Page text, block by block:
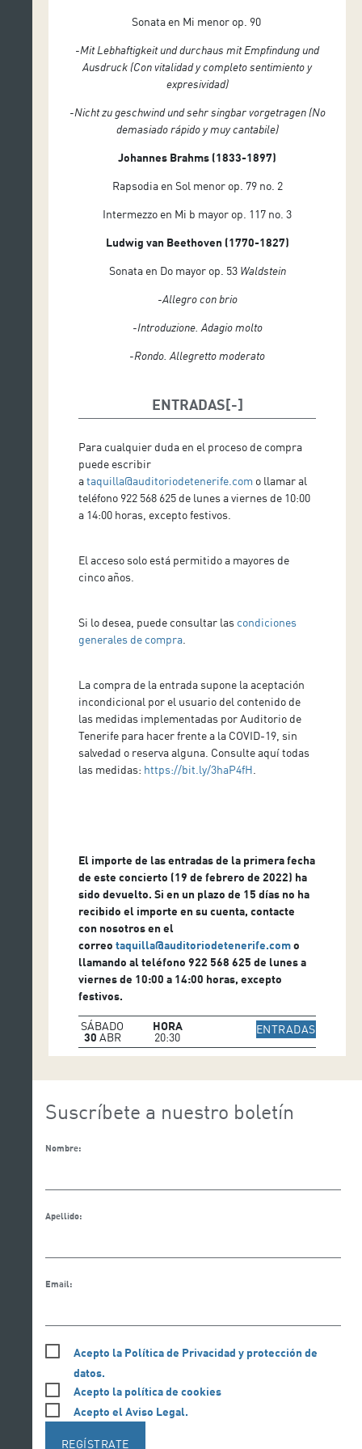
Sonata en Mi menor op. 90
-Mit Lebhaftigkeit und durchaus mit Empfindung und
Ausdruck (Con vitalidad y completo sentimiento y
expresividad)
-Nicht zu geschwind und sehr singbar vorgetragen (No
demasiado rápido y muy cantabile)
Johannes Brahms (1833-1897)
Rapsodia en Sol menor op. 79 no. 2
Intermezzo en Mi b mayor op. 117 no. 3
Ludwig van Beethoven (1770-1827)
Sonata en Do mayor op. 53 Waldstein
-Allegro con brio
-Introduzione. Adagio molto
-Rondo. Allegretto moderato
ENTRADAS
Para cualquier duda en el proceso de compra
puede escribir
ataquilla@auditoriodetenerife.com o llamar al
teléfono 922 568 625 de lunes a viernes de 10:00
a 14:00 horas, excepto festivos.
El acceso solo está permitido a mayores de
cinco años.
Si lo desea, puede consultar las condiciones
generales de compra
La compra de la entrada supone la aceptación
incondicional por el usuario del contenido de
las medidas implementadas por Auditorio de
Tenerife para hacer frente a la COVID-19, sin
salvedad o reserva alguna. Consulte aquí todas
las medidas: https://bit.ly/3haP4fH
El importe de las entradas de la primera fecha
de este concierto (19 de febrero de 2022) ha
sido devuelto. Si en un plazo de 15 días no ha
recibido el importe en su cuenta, contacte
con nosotros en el
correotaquilla@auditoriodetenerife.como
llamando al teléfono 922 568 625 de lunes a
viernes de 10:00 a 14:00 horas, excepto
festivos.
SÁBADO
30 ABR
HORA
20:30
ENTRADASIR A
Suscríbete a nuestro boletín
Nombre:
Apellido:
Email:
Acepto la Política de Privacidad y protección de
datos.
Acepto la política de cookies
Acepto el Aviso Legal.
REGÍSTRATE